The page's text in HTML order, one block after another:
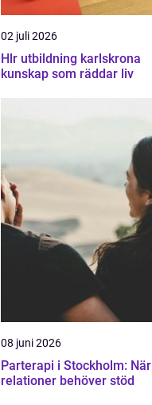
02 juli 2026
Hlr utbildning karlskrona
kunskap som räddar liv
08 juni 2026
Parterapi i Stockholm: När
relationer behöver stöd